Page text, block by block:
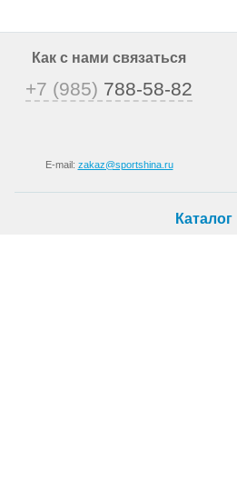
Как с нами связаться
+7 (985) 788-58-82
E-mail: zakaz@sportshina.ru
Каталог